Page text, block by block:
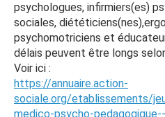
psychologues, infirmiers(es)
sociales,
psychomotriciens et
délais peuvent être longs
Voir ici :
https://annuaire.action-
sociale.org/etablissements/
medico-psycho-